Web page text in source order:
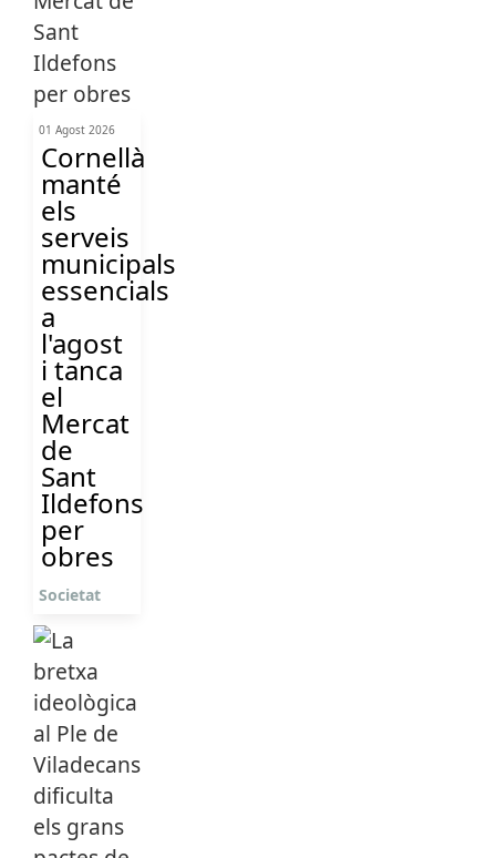
01 Agost 2026
Cornellà
manté
els
serveis
municipals
essencials
a
l'agost
i tanca
el
Mercat
de
Sant
Ildefons
per
obres
Societat